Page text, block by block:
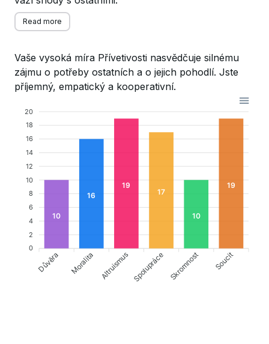
Read more
Vaše vysoká míra Přívetivosti nasvědčuje silnému
zájmu o potřeby ostatních a o jejich pohodlí. Jste
příjemný, empatický a kooperativní.
20
18
16
14
12
10
8
6
4
2
0
10
16
19
17
10
19
Důvěra Moralita Altruismus Spolupráce Skromnost Soucit